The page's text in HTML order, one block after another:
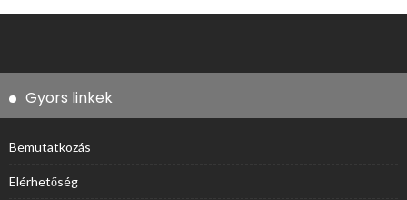
Gyors linkek
Bemutatkozás
Elérhetőség